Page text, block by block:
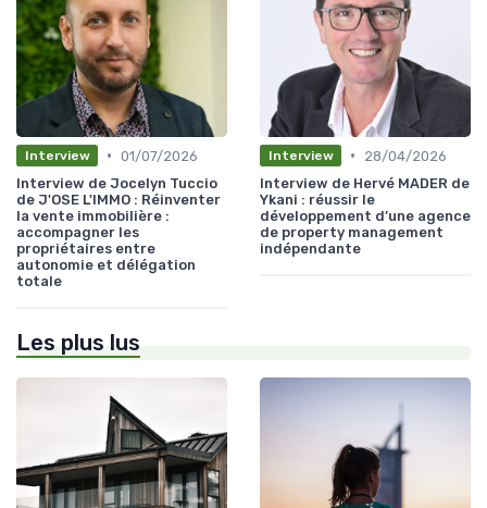
Interview • 01/07/2026
Interview de Jocelyn Tuccio
de J'OSE L'IMMO : Réinventer
la vente immobilière :
accompagner les
propriétaires entre
autonomie et délégation
totale
Interview •
28/04/2026
Interview de Hervé MADER de
Ykani : réussir le
développement d’une agence
de property management
indépendante
Les plus lus